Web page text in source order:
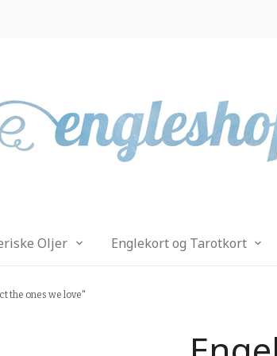
Oljer Englekort og Tarotkort
the ones we love"